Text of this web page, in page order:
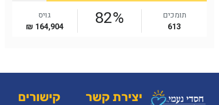
יצירת קשר
קישורים